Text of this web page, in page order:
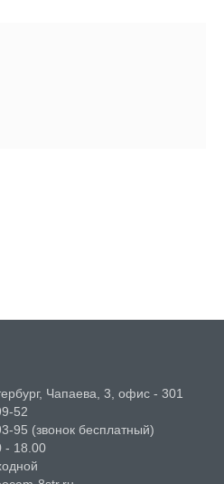
Чапаева, 3, офис - 301
52
95 (звонок бесплатный)
- 18.00